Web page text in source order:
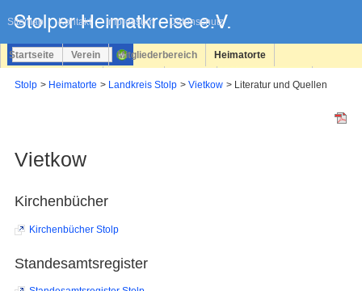
Sitemap Kontakt Impressum Datenschutz
überspringen
Startseite Verein Mitgliederbereich Heimatorte
Stolp Heimatorte Landkreis Stolp Vietkow Literatur und Quellen
Vietkow
Kirchenbücher
Kirchenbücher Stolp
Standesamtsregister